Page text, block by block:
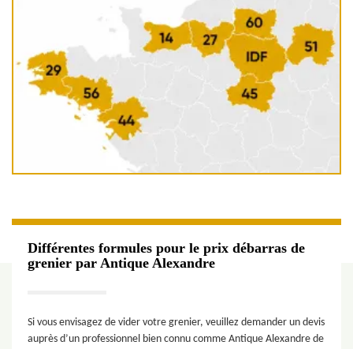
Différentes formules pour le prix débarras de
grenier par Antique Alexandre
Si vous envisagez de vider votre grenier, veuillez demander un devis
auprès d’un professionnel bien connu comme Antique Alexandre de